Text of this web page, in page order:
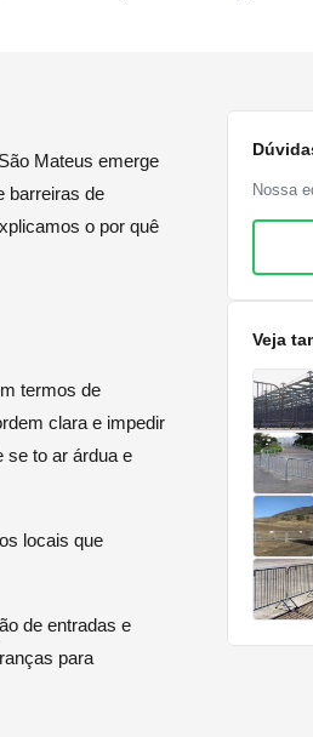
Mateus emerge
barreiras de
o por quê
termos de
clara e impedir
se to ar árdua e
locais que
de entradas e
para
Nossa
Veja